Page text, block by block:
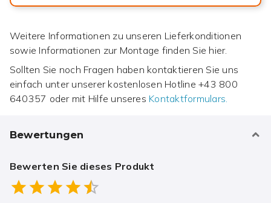
Weitere Informationen zu unseren Lieferkonditionen
sowie Informationen zur Montage finden Sie hier.
Sollten Sie noch Fragen haben kontaktieren Sie uns
einfach unter unserer kostenlosen Hotline+43 800
640357 oder mit Hilfe unseres Kontaktformulars.
Bewertungen
Bewerten Sie dieses Produkt